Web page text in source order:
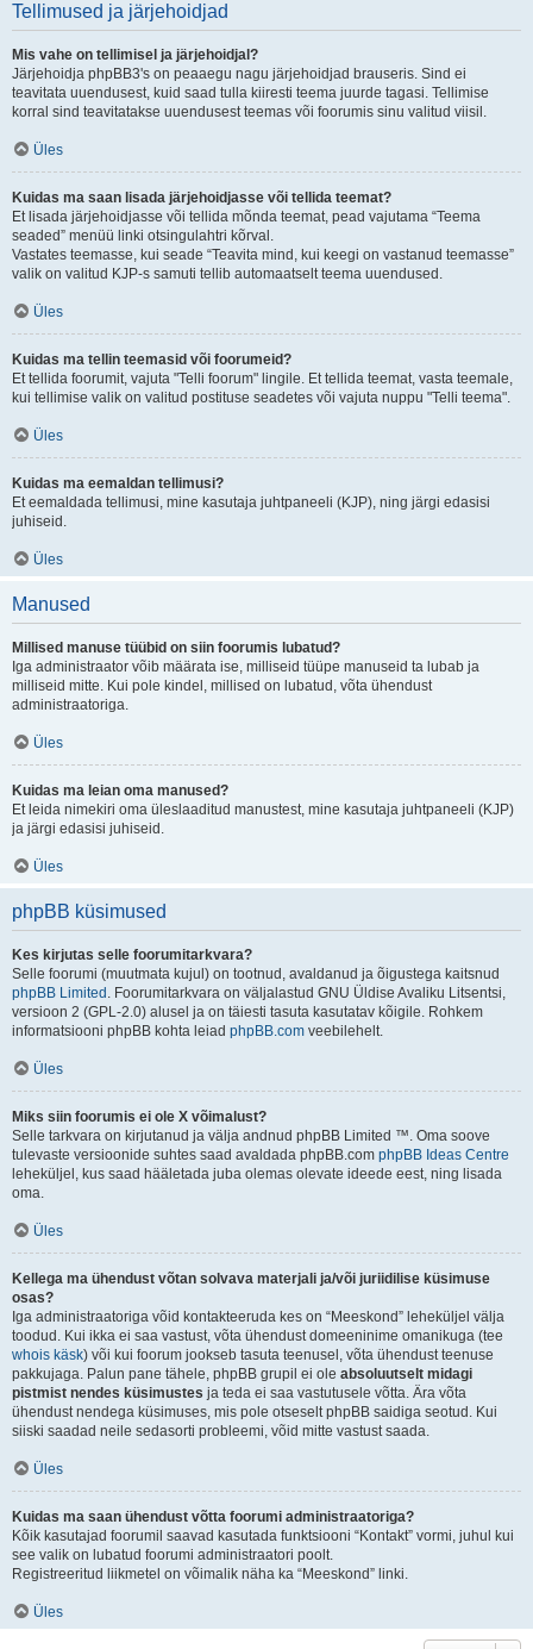
Tellimused ja järjehoidjad
Mis vahe on tellimisel ja järjehoidjal?
Järjehoidja phpBB3's on peaaegu nagu järjehoidjad brauseris. Sind ei
teavitata uuendusest, kuid saad tulla kiiresti teema juurde tagasi. Tellimise
korral sind teavitatakse uuendusest teemas või foorumis sinu valitud viisil.
Üles
Kuidas ma saan lisada järjehoidjasse või tellida teemat?
Et lisada järjehoidjasse või tellida mõnda teemat, pead vajutama “Teema
seaded” menüü linki otsingulahtri kõrval.
Vastates teemasse, kui seade “Teavita mind, kui keegi on vastanud teemasse”
valik on valitud KJP-s samuti tellib automaatselt teema uuendused.
Üles
Kuidas ma tellin teemasid või foorumeid?
Et tellida foorumit, vajuta "Telli foorum" lingile. Et tellida teemat, vasta teemale,
kui tellimise valik on valitud postituse seadetes või vajuta nuppu "Telli teema".
Üles
Kuidas ma eemaldan tellimusi?
Et eemaldada tellimusi, mine kasutaja juhtpaneeli (KJP), ning järgi edasisi
juhiseid.
Üles
Manused
Millised manuse tüübid on siin foorumis lubatud?
Iga administraator võib määrata ise, milliseid tüüpe manuseid ta lubab ja
milliseid mitte. Kui pole kindel, millised on lubatud, võta ühendust
administraatoriga.
Üles
Kuidas ma leian oma manused?
Et leida nimekiri oma üleslaaditud manustest, mine kasutaja juhtpaneeli (KJP)
ja järgi edasisi juhiseid.
Üles
phpBB küsimused
Kes kirjutas selle foorumitarkvara?
Selle foorumi (muutmata kujul) on tootnud, avaldanud ja õigustega kaitsnud
phpBB Limited . Foorumitarkvara on väljalastud GNU Üldise Avaliku Litsentsi,
versioon 2 (GPL-2.0) alusel ja on täiesti tasuta kasutatav kõigile. Rohkem
informatsiooni phpBB kohta leiad phpBB.com veebilehelt.
Üles
Miks siin foorumis ei ole X võimalust?
Selle tarkvara on kirjutanud ja välja andnud phpBB Limited ™. Oma soove
tulevaste versioonide suhtes saad avaldada phpBB.com phpBB Ideas Centre
leheküljel, kus saad hääletada juba olemas olevate ideede eest, ning lisada
oma.
Üles
Kellega ma ühendust võtan solvava materjali ja/või juriidilise küsimuse
osas?
Iga administraatoriga võid kontakteeruda kes on “Meeskond” leheküljel välja
toodud. Kui ikka ei saa vastust, võta ühendust domeeninime omanikuga (tee
whois käsk) või kui foorum jookseb tasuta teenusel, võta ühendust teenuse
pakkujaga. Palun pane tähele, phpBB grupil ei ole absoluutselt midagi
pistmist nendes küsimustes ja teda ei saa vastutusele võtta. Ära võta
ühendust nendega küsimuses, mis pole otseselt phpBB saidiga seotud. Kui
siiski saadad neile sedasorti probleemi, võid mitte vastust saada.
Üles
Kuidas ma saan ühendust võtta foorumi administraatoriga?
Kõik kasutajad foorumil saavad kasutada funktsiooni “Kontakt” vormi, juhul kui
see valik on lubatud foorumi administraatori poolt.
Registreeritud liikmetel on võimalik näha ka “Meeskond” linki.
Üles